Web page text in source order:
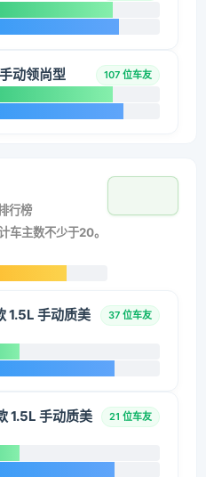
动领尚型 107 位车友
行榜
车主数不少于20。
1.5L 手动质美
37 位车友
1.5L 手动质美
21 位车友